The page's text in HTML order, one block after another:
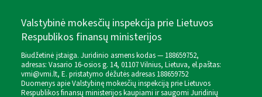
Valstybinė mokesčių inspekcija prie Lietuvos
Respublikos finansų ministerijos
Biudžetinė įstaiga. Juridinio asmens kodas — 188659752,
adresas: Vasario 16-osios g. 14, 01107 Vilnius, Lietuva, el.paštas:
vmi@vmi.lt, E. pristatymo dėžutės adresas 188659752
Duomenys apie Valstybinę mokesčių inspekciją prie Lietuvos
Respublikos finansų ministerijos kaupiami ir saugomi Juridinių